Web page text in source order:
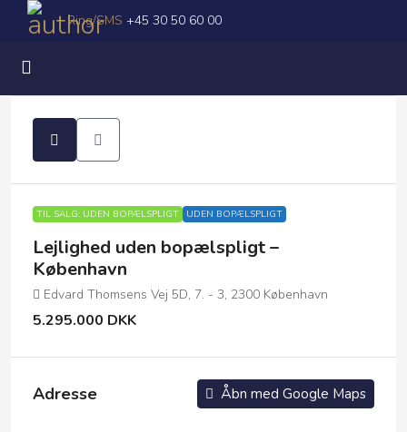
Ring/SMS +45 30 50 60 00
TIL SALG: UDEN BOPÆLSPLIGT UDEN BOPÆLSPLIGT
Lejlighed uden bopælspligt –
København
Edvard Thomsens Vej 5D, 7. - 3, 2300 København
5.295.000 DKK
Adresse Åbn med Google Maps